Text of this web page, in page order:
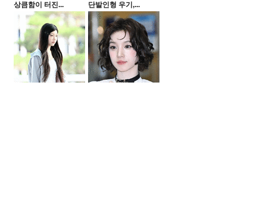
상큼함이 터진... 단발인형 우기,...